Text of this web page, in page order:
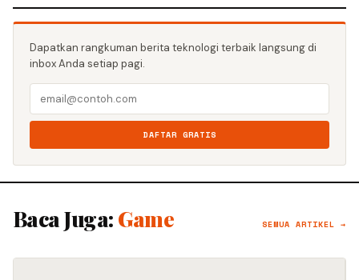
Dapatkan rangkuman berita teknologi terbaik langsung di
inbox Anda setiap pagi.
DAFTAR GRATIS
Baca Juga: Game SEMUA ARTIKEL →